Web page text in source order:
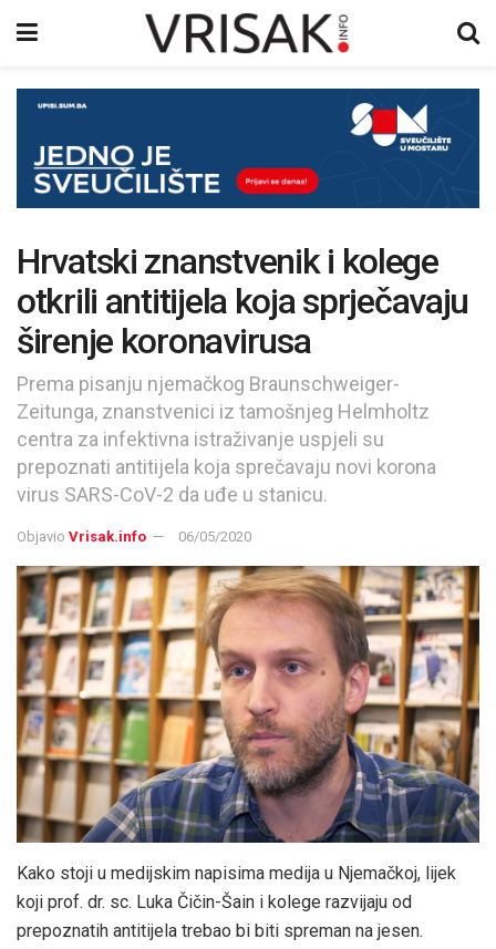
Hrvatski znanstvenik i kolege
otkrili antitijela koja sprječavaju
širenje koronavirusa
Prema pisanju njemačkog Braunschweiger-
Zeitunga, znanstvenici iz tamošnjeg Helmholtz
centra za infektivna istraživanje uspjeli su
prepoznati antitijela koja sprečavaju novi korona
virus SARS-CoV-2 da uđe u stanicu.
Objavio Vrisak.info 06/05/2020
Kako stoji u medijskim napisima medija u Njemačkoj, lijek
koji prof. dr. sc. Luka Čičin-Šain i kolege razvijaju od
prepoznatih antitijela trebao bi biti spreman na jesen.